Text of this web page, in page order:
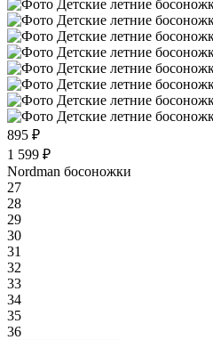
895 ₽
1 599 ₽
Nordman босоножки
27
28
29
30
31
32
33
34
35
36